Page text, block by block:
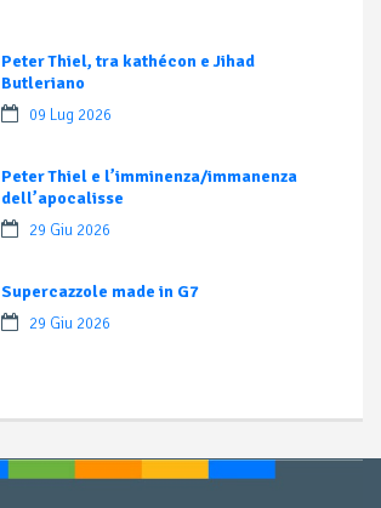
Peter Thiel, tra kathécon e Jihad
Butleriano
09 Lug 2026
Peter Thiel e l’imminenza/immanenza
dell’apocalisse
29 Giu 2026
Supercazzole made in G7
29 Giu 2026